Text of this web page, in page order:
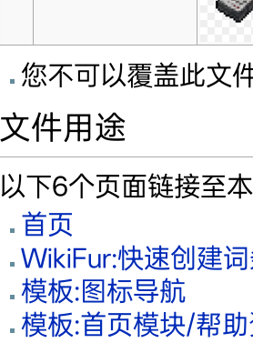
您不可以覆盖此文
文件用途
以下6个页面链接至
首页
WikiFur:快速创建
模板:图标导航
模板:首页模块/帮